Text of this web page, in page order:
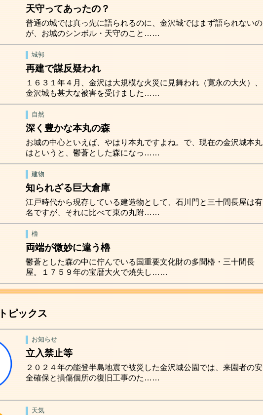
天守ってあったの？
普通の城では真っ先に語られるのに、金沢城ではまず語られないの
が、お城のシンボル・天守のこと……
城郭
再建で謀反疑われ
１６３１年４月、金沢は大規模な火災に見舞われ（寛永の大火）、
金沢城も甚大な被害を受けました……
自然
深く豊かな本丸の森
お城の中心といえば、やはり本丸ですよね。で、現在の金沢城本丸
はというと、鬱蒼とした森になっ……
建物
知られざる巨大倉庫
江戸時代から現存している建造物として、石川門と三十間長屋は有
名ですが、それに比べて東の丸附……
櫓
両端が微妙に違う櫓
鬱蒼とした森の中に佇んでいる国重要文化財の多聞櫓・三十間長
屋。１７５９年の宝暦大火で焼失し……
ピックス
お知らせ
立入禁止等
２０２４年の能登半島地震で被災した金沢城公園では、来園者の安
全確保と損傷個所の復旧工事のた……
天気